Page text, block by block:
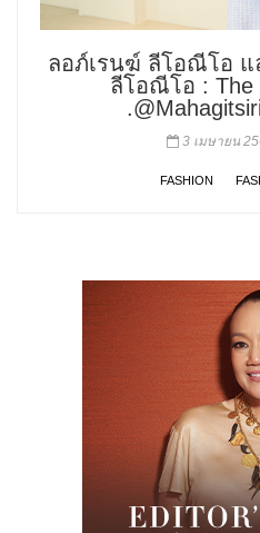
ลอภ์เรนฆ์ ลีโอณีโอ
ลีโอณีโอ : The
3 เมษายน
FASHION